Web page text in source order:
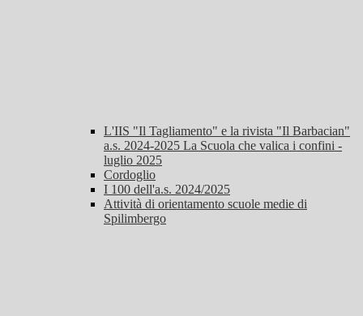
L'IIS "Il Tagliamento" e la rivista "Il Barbacian"
a.s. 2024-2025 La Scuola che valica i confini -
luglio 2025
Cordoglio
I 100 dell'a.s. 2024/2025
Attività di orientamento scuole medie di
Spilimbergo